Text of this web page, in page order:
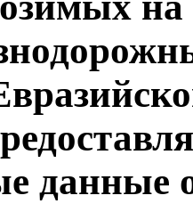
данные